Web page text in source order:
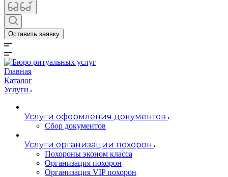
Оставить заявку
Главная
Каталог
Услуги
Услуги оформления документов
Сбор документов
Услуги организации похорон
Похороны эконом класса
Организация похорон
Организация VIP похорон